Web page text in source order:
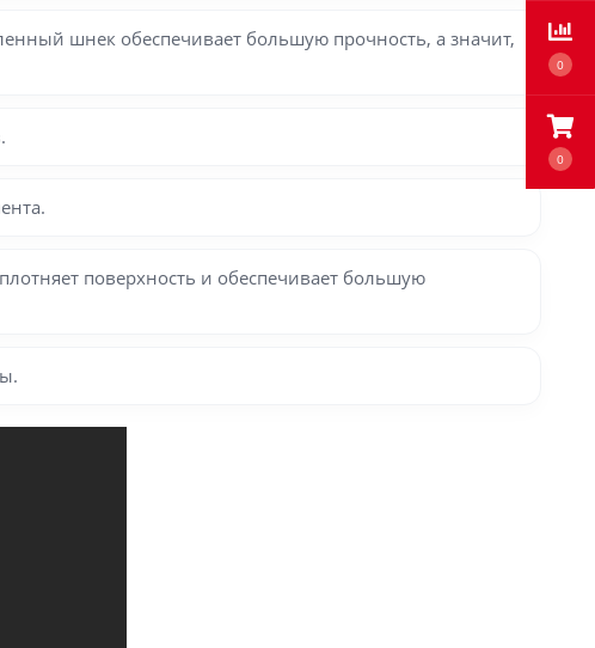
0
0
шнек обеспечивает большую прочность, а значит,
поверхность и обеспечивает большую